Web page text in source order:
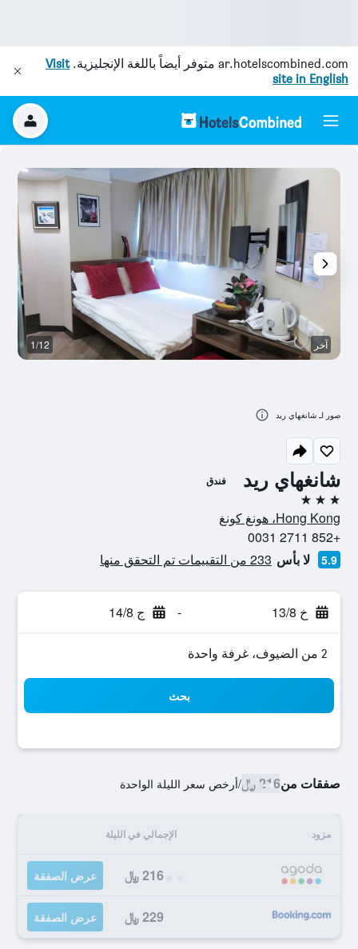
ar.hotelscombined.com متوفر أيضاً باللغة الإنجليزية.Visit
site in English
شانغهاي ريد فندق
3 نجوم
Hong Kong، هونغ كونغ
+852 2711 0031
5.9 لا بأس 233 من التقييمات تم التحقق منها
خ 13/8 - ج 14/8
2 من الضيوف، غرفة واحدة
بحث
صفقات من216 ﷼ /أرخص سعر الليلة الواحدة
مزود الإجمالي في الليلة
216 ﷼ عرض الصفقة
229 ﷼ عرض الصفقة
آخر 1/12
صور لـ شانغهاي ريد